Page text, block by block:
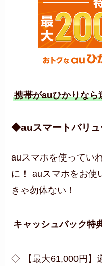
携帯がauひかりなら
◆auスマートバリュ
auスマホを使ってい
に！ auスマホをお使
きゃ勿体ない！
キャッシュバック特
◇ 【最大61,000円】